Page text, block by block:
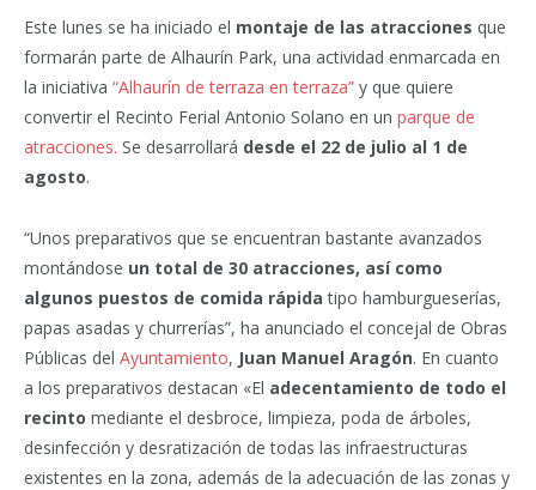
Este lunes se ha iniciado el montaje de las atracciones que
formarán parte de Alhaurín Park, una actividad enmarcada en
la iniciativa “Alhaurín de terraza en terraza” y que quiere
convertir el Recinto Ferial Antonio Solano en un parque de
atracciones. Se desarrollará desde el 22 de julio al 1 de
agosto.
“Unos preparativos que se encuentran bastante avanzados
montándose un total de 30 atracciones, así como
algunos puestos de comida rápida tipo hamburgueserías,
papas asadas y churrerías”, ha anunciado el concejal de Obras
Públicas del Ayuntamiento, Juan Manuel Aragón. En cuanto
a los preparativos destacan «El adecentamiento de todo el
recinto mediante el desbroce, limpieza, poda de árboles,
desinfección y desratización de todas las infraestructuras
existentes en la zona, además de la adecuación de las zonas y